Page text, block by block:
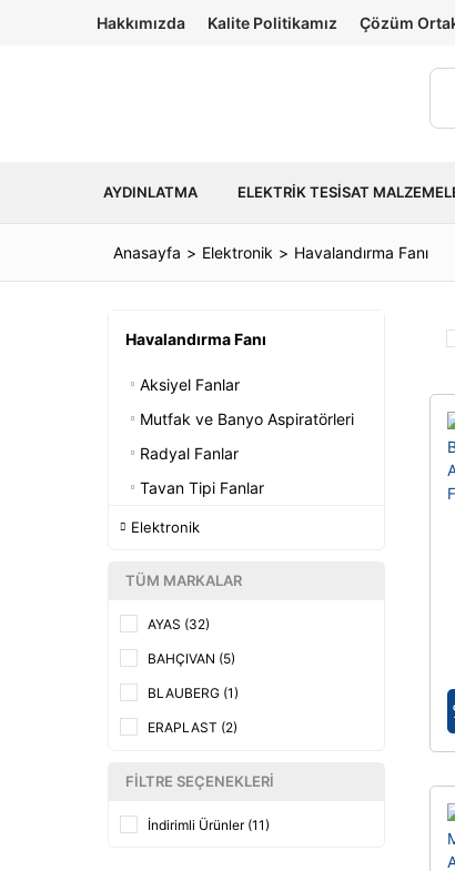
Hakkımızda Kalite Politikamız Çözüm
AYDINLATMA ELEKTRIK TESISAT
Anasayfa Elektronik Havalandırma Fanı
Havalandırma Fanı
Aksiyel Fanlar
Mutfak ve Banyo Aspiratörleri
Radyal Fanlar
Tavan Tipi Fanlar
Elektronik
TÜM MARKALAR
AYAS (32)
BAHÇIVAN (5)
BLAUBERG (1)
ERAPLAST (2)
QUICK (3)
FILTRE SEÇENEKLERI
İndirimli Ürünler (11)